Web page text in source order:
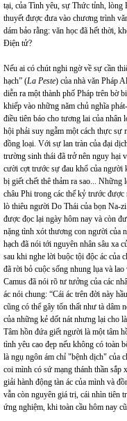
tại, của Tình yêu, sự Thức tỉnh,
thuyết được đưa vào chương trình
dám bảo rằng: văn học đã hết thời,
Điện tử?
Nếu ai có chút nghi ngờ về sự cần
hạch” (La Peste) của nhà văn Pháp
diễn ra một thành phố Pháp trên bờ
khiếp vào những năm chủ nghĩa
điều tiên báo cho tương lai của nhân
hội phải suy ngẫm một cách thực sự
đồng loại. Với sự lan tràn của đại
trường sinh thái đã trở nên nguy hại
cười cợt trước sự đau khổ của người
bị giết chết thê thảm ra sao...
châu Phi trong các thế kỷ trước
lò thiêu người Do Thái của bọn Na-
được đọc lại ngày hôm nay và còn
nặng tình xót thương con người của
hạch đã nói tới nguyên nhân sâu xa
sau khi nghe lời buộc tội độc ác của
đã rời bỏ cuộc sống nhung lụa và
Camus đã nói rõ tư tưởng của các
ác nói chung: “Cái ác trên đời này
cũng có thể gây tổn thất như tà
của những kẻ dốt nát nhưng lại cho
Tâm hồn đứa giết người là một tâm
tình yêu cao đẹp nếu không có toàn
là ngụ ngôn ám chỉ "bệnh dịch" của
coi mình có sứ mạng thánh thần sắp
giải hành động tàn ác của mình và
vẫn còn nguyên giá trị, cái nhìn tiên
ứng nghiệm, khi toàn cầu hôm nay